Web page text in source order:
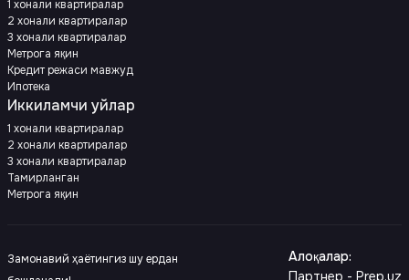
1 хонали квартиралар
2 хонали квартиралар
3 хонали квартиралар
Метрога яқин
Кредит режаси мавжуд
Ипотека
Иккиламчи уйлар
1 хонали квартиралар
2 хонали квартиралар
3 хонали квартиралар
Тамирланган
Метрога яқин
Замонавий ҳаётингиз шу ердан
Алоқалар:
Партнер - Prep.uz